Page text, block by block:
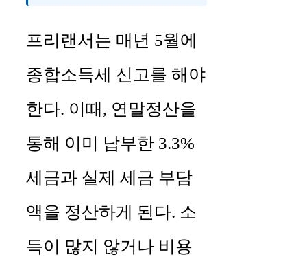
프리랜서는 매년 5월에
종합소득세 신고를 해야
한다. 이때, 연말정산을
통해 이미 납부한 3.3%
세금과 실제 세금 부담
액을 정산하게 된다. 소
득이 많지 않거나 비용